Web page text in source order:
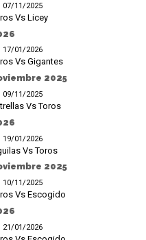
07/11/2025
Vs Licey
17/01/2026
Vs Gigantes
2025
09/11/2025
Vs Toros
19/01/2026
Vs Toros
2025
10/11/2025
Vs Escogido
21/01/2026